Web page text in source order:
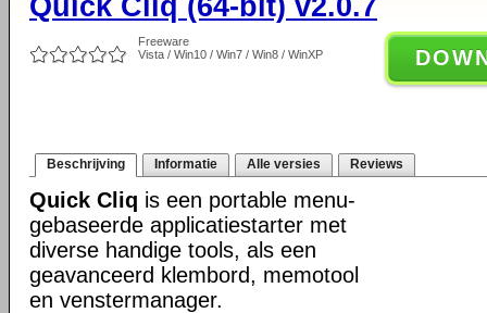
Freeware
Vista / Win10 / Win7 / Win8 / WinXP
Beschrijving Informatie Alle versies Reviews
Quick Cliq is een portable menu-
gebaseerde applicatiestarter met
diverse handige tools, als een
geavanceerd klembord, memotool
en venstermanager.